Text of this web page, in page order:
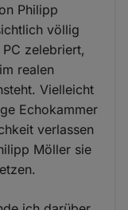
Philipp
völlig
zelebriert,
realen
Vielleicht
Echokammer
verlassen
Möller sie